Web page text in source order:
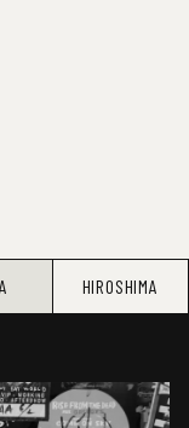
HIROSHIMA